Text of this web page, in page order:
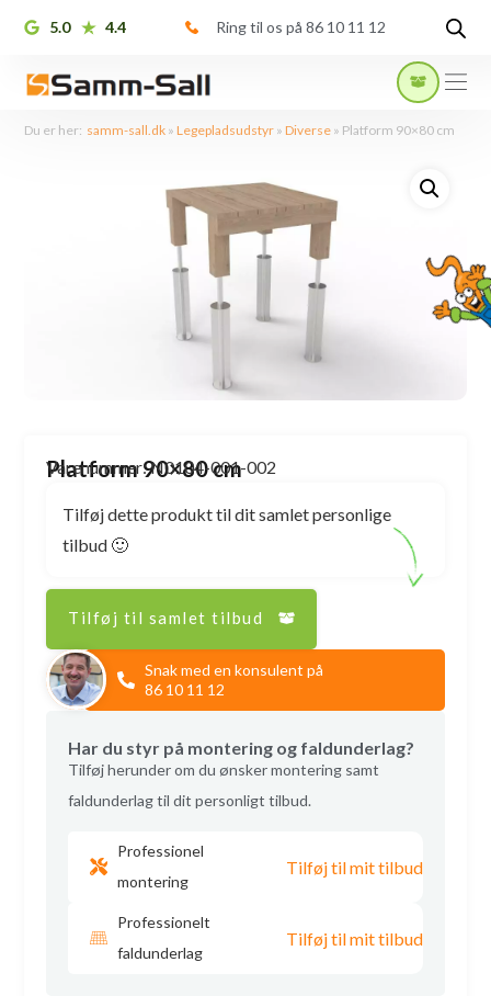
5.0 4.4 Ring til os på 86 10 11 12
Du er her: samm-sall.dk »Legepladsudstyr »Diverse » Platform 90×80 cm
Platform 90×80 cm
Varenummer: N0104-001-002
Tilføj dette produkt til dit samlet personlige
tilbud 🙂
Snak med en konsulent på
86 10 11 12
Tilføj til samlet tilbud
Har du styr på montering og faldunderlag?
Tilføj herunder om du ønsker montering samt
faldunderlag til dit personligt tilbud.
Professionel
montering
Tilføj til mit tilbud
Professionelt
faldunderlag
Tilføj til mit tilbud